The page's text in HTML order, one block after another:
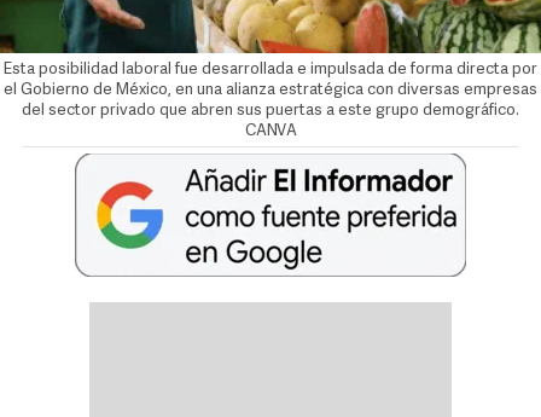
Esta posibilidad laboral fue desarrollada e impulsada de forma directa por
el Gobierno de México, en una alianza estratégica con diversas empresas
del sector privado que abren sus puertas a este grupo demográfico.
CANVA